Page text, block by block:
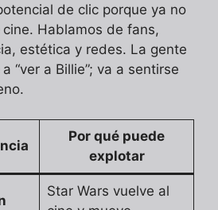
de clic porque ya no
Hablamos de fans,
estética y redes. La gente
“ver a Billie”; va a sentirse
Por qué puede
explotar
Star Wars vuelve al